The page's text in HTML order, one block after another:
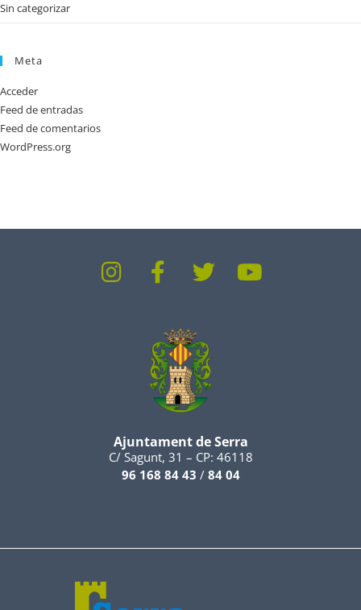
Sin categorizar
Meta
Acceder
Feed de entradas
Feed de comentarios
WordPress.org
Ajuntament de Serra
C/ Sagunt, 31 – CP: 46118
96 168 84 43 / 84 04